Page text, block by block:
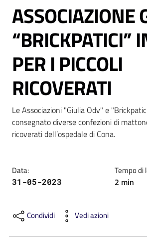
Servizi
Reparti
Novità
C
a
r
a
e
Salta al contenuto
ASSOCIAZIONE
“BRICKPATICI”
PER I PICCOLI
RICOVERATI
Le Associazioni "Giulia Odv" e
consegnato diverse confezioni di
ricoverati dell’ospedale di Cona.
Data:
31-05-2023
Tempo di
2 min
Condividi Vedi azioni